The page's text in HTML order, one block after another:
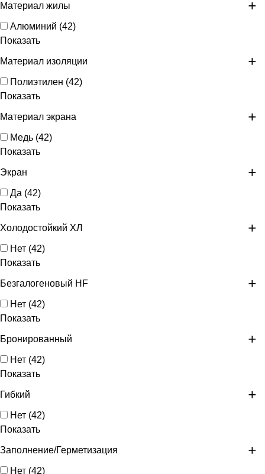
Материал жилы
Алюминий (42)
Показать
Материал изоляции
Полиэтилен (42)
Показать
Материал экрана
Медь (42)
Показать
Экран
Да (42)
Показать
Холодостойкий ХЛ
Нет (42)
Показать
Безгалогеновый HF
Нет (42)
Показать
Бронированный
Нет (42)
Показать
Гибкий
Нет (42)
Показать
Заполнение/Герметизация
Нет (42)